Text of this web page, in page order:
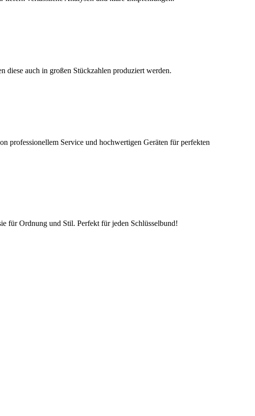
auch in großen Stückzahlen produziert werden.
professionellem Service und hochwertigen Geräten für perfekten
für Ordnung und Stil. Perfekt für jeden Schlüsselbund!